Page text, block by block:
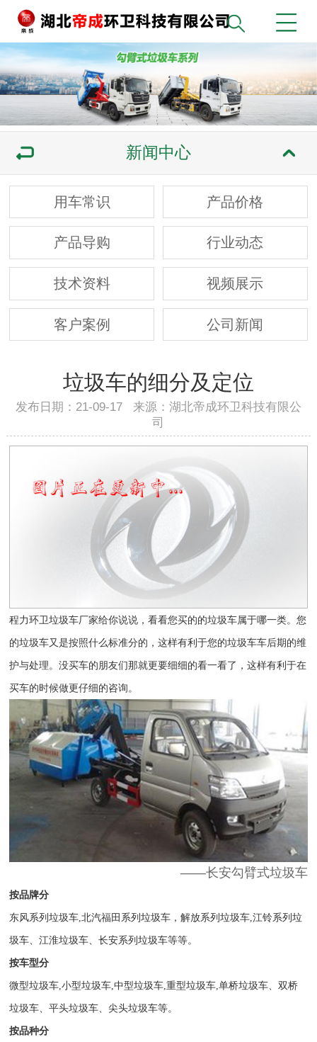
新闻中心
用车常识 产品价格
产品导购 行业动态
技术资料 视频展示
客户案例 公司新闻
垃圾车的细分及定位
发布日期：21-09-17 来源：湖北帝成环卫科技有限公
司
程力环卫垃圾车厂家给你说说，看看您买的的垃圾车属于哪一类。您
的垃圾车又是按照什么标准分的，这样有利于您的垃圾车车后期的维
护与处理。没买车的朋友们那就更要细细的看一看了，这样有利于在
买车的时候做更仔细的咨询。
——长安勾臂式垃圾车
按品牌分
东风系列垃圾车 ,北汽福田系列垃圾车，解放系列垃圾车 ,江铃系列垃
圾车、江淮垃圾车、长安系列垃圾车等等。
按车型分
微型垃圾车 ,小型垃圾车 ,中型垃圾车 ,重型垃圾车 ,单桥垃圾车、双桥
垃圾车、平头垃圾车、尖头垃圾车等。
按品种分